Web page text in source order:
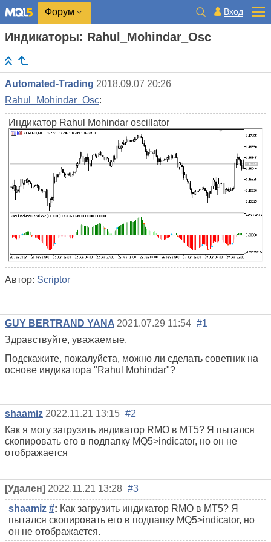
Форум Вход
Индикаторы: Rahul_Mohindar_Osc
Automated-Trading 2018.09.07 20:26
Rahul_Mohindar_Osc:
Индикатор Rahul Mohindar oscillator
Автор: Scriptor
GUY BERTRAND YANA 2021.07.29 11:54 #1
Здравствуйте, уважаемые.
Подскажите, пожалуйста, можно ли сделать советник на
основе индикатора "Rahul Mohindar"?
shaamiz 2022.11.21 13:15 #2
Как я могу загрузить индикатор RMO в MT5? Я пытался
скопировать его в подпапку MQ5>indicator, но он не
отображается
[Удален] 2022.11.21 13:28 #3
shaamiz #: Как загрузить индикатор RMO в MT5? Я
пытался скопировать его в подпапку MQ5>indicator, но
он не отображается.